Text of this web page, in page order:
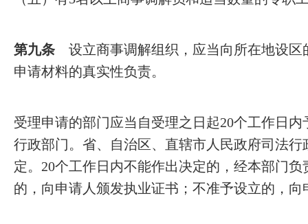
第九条 设立商事调解组织，应当向所在地设区
申请材料的真实性负责。
受理申请的部门应当自受理之日起20个工作日
行政部门。省、自治区、直辖市人民政府司法
定。20个工作日内不能作出决定的，经本部门
的，向申请人颁发执业证书；不准予设立的，